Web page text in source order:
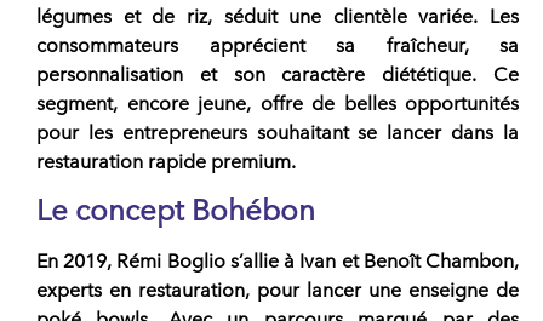
légumes et de riz, séduit une clientèle variée. Les
consommateurs apprécient sa fraîcheur, sa
personnalisation et son caractère diététique. Ce
segment, encore jeune, offre de belles opportunités
pour les entrepreneurs souhaitant se lancer dans la
restauration rapide premium.
Le concept Bohébon
En 2019, Rémi Boglios’allie à Ivan et Benoît Chambon,
experts en restauration, pour lancer une enseigne de